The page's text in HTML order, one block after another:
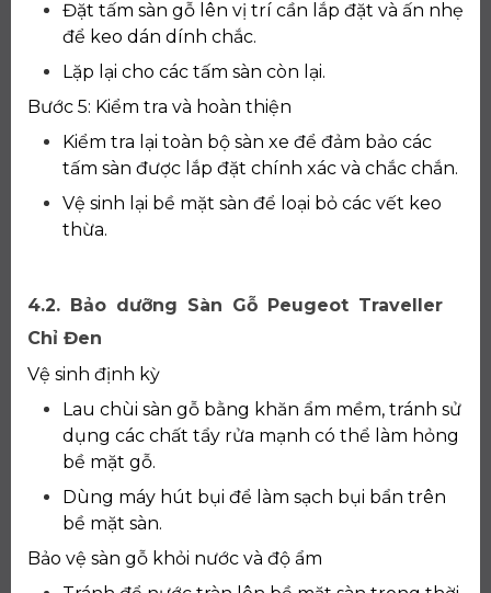
Đặt tấm sàn gỗ lên vị trí cần lắp đặt và ấn nhẹ
để keo dán dính chắc.
Lặp lại cho các tấm sàn còn lại.
Bước 5: Kiểm tra và hoàn thiện
Kiểm tra lại toàn bộ sàn xe để đảm bảo các
tấm sàn được lắp đặt chính xác và chắc chắn.
Vệ sinh lại bề mặt sàn để loại bỏ các vết keo
thừa.
4.2. Bảo dưỡng Sàn Gỗ Peugeot Traveller
Chỉ Đen
Vệ sinh định kỳ
Lau chùi sàn gỗ bằng khăn ẩm mềm, tránh sử
dụng các chất tẩy rửa mạnh có thể làm hỏng
bề mặt gỗ.
Dùng máy hút bụi để làm sạch bụi bẩn trên
bề mặt sàn.
Bảo vệ sàn gỗ khỏi nước và độ ẩm